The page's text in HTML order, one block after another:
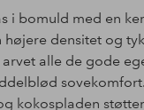
i bomuld med en
densitet og
alle de gode
kokospladen